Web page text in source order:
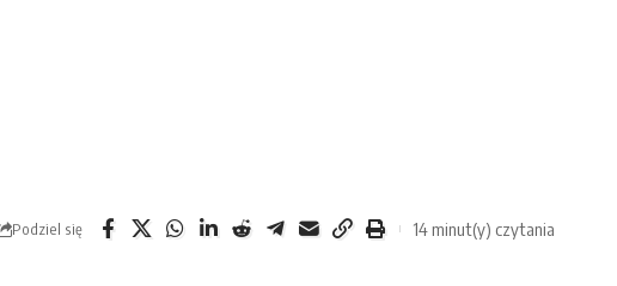
Podziel się 14 minut(y) czytania